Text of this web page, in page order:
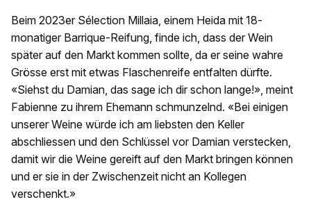
Beim 2023er Sélection Millaia, einem Heida mit 18-
monatiger Barrique-Reifung, finde ich, dass der Wein
später auf den Markt kommen sollte, da er seine wahre
Grösse erst mit etwas Flaschenreife entfalten dürfte.
«Siehst du Damian, das sage ich dir schon lange!», meint
Fabienne zu ihrem Ehemann schmunzelnd. «Bei einigen
unserer Weine würde ich am liebsten den Keller
abschliessen und den Schlüssel vor Damian verstecken,
damit wir die Weine gereift auf den Markt bringen können
und er sie in der Zwischenzeit nicht an Kollegen
verschenkt.»